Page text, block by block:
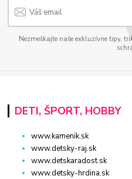
Nezmeškajte naše exkluzívne tipy,
DETI, ŠPORT, HOBBY
www.kamenik.sk
www.detsky-raj.sk
www.detskaradost.sk
www.detsky-hrdina.sk